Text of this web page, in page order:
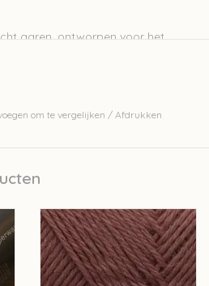
garen, ontworpen voor het
steken voor 10cm
afwijken van de werkelijke kleur.
om te vergelijken / Afdrukken